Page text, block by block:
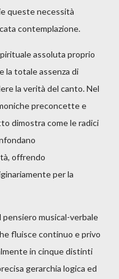
queste necessità
contemplazione.
assoluta proprio
la totale assenza di
la verità del canto. Nel
preconcette e
dimostra come le radici
offrendo
per la
musical-verbale
fluisce continuo e privo
in cinque distinti
gerarchia logica ed